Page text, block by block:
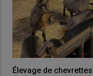
Élevage de